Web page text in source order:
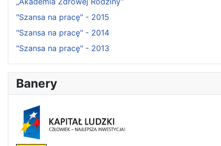
"Szansa na pracę" - 2015
"Szansa na pracę" - 2014
"Szansa na pracę" - 2013
Banery